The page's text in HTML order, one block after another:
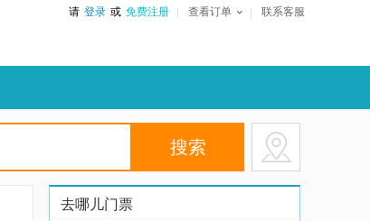
请 登录 或 免费注册 查看订单 联系客服
去哪儿门票